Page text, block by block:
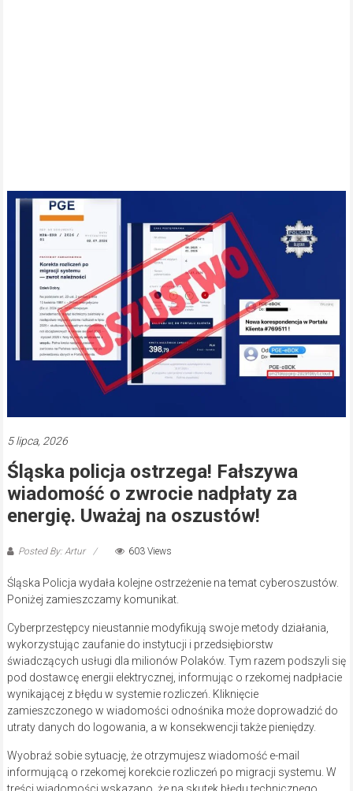
5 lipca, 2026
Śląska policja ostrzega! Fałszywa
wiadomość o zwrocie nadpłaty za
energię. Uważaj na oszustów!
Posted By: Artur 603 Views
Śląska Policja wydała kolejne ostrzeżenie na temat cyberoszustów.
Poniżej zamieszczamy komunikat.
Cyberprzestępcy nieustannie modyfikują swoje metody działania,
wykorzystując zaufanie do instytucji i przedsiębiorstw
świadczących usługi dla milionów Polaków. Tym razem podszyli się
pod dostawcę energii elektrycznej, informując o rzekomej nadpłacie
wynikającej z błędu w systemie rozliczeń. Kliknięcie
zamieszczonego w wiadomości odnośnika może doprowadzić do
utraty danych do logowania, a w konsekwencji także pieniędzy.
Wyobraź sobie sytuację, że otrzymujesz wiadomość e-mail
informującą o rzekomej korekcie rozliczeń po migracji systemu. W